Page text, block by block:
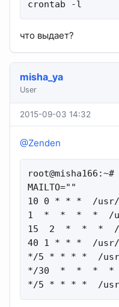
crontab -l
что выдает?
misha_ya
User
2015-09-03 14:32
@Zenden
MAILTO=""
10 0 * * *  /usr/
1  *  *  *  *  /
15  2  *  *  *  /
40 1 * * *  /usr/
*/5 * * * *  /usr/
*/30  *  *  *  *  /
*/5 * * * *  /usr/